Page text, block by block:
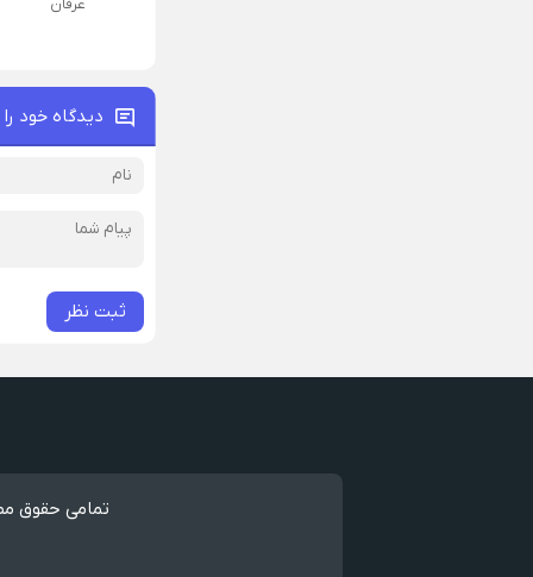
عرفان
دیدگاه خود
ثبت نظر
تمامی حقوق